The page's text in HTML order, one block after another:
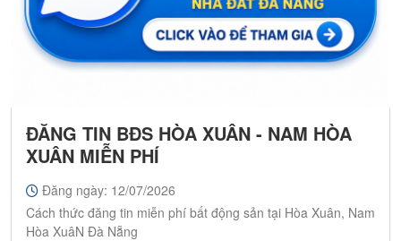
ĐĂNG TIN BĐS HÒA XUÂN - NAM HÒA
XUÂN MIỄN PHÍ
Đăng ngày: 12/07/2026
Cách thức đăng tin miễn phí bất động sản tại Hòa Xuân, Nam
Hòa XuâN Đà Nẵng